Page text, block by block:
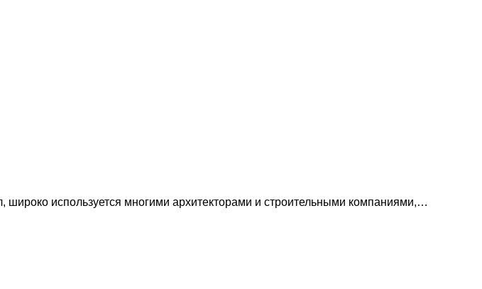
используется многими архитекторами и строительными компаниями,…